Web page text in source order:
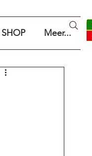
SHOP Meer...